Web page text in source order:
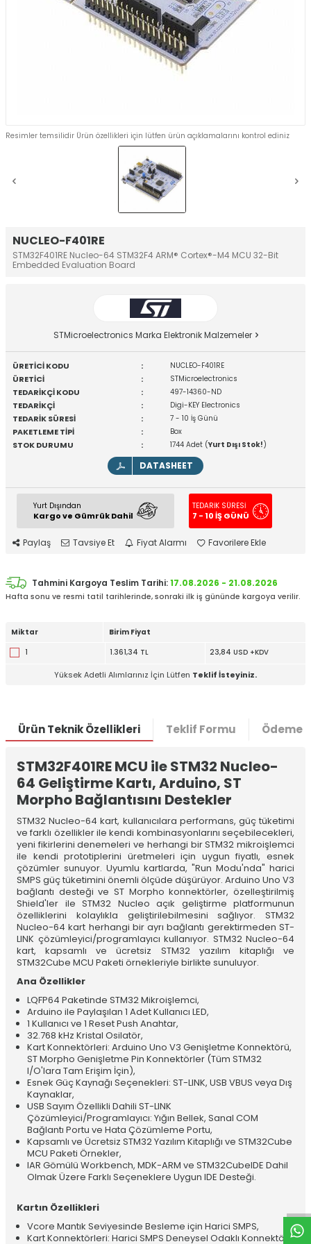
NUCLEO-F401RE
STM32F401RE Nucleo-64 STM32F4 ARM® Cortex®-M4 MCU 32-Bit
Embedded Evaluation Board
Resimler temsilidir Ürün özellikleri için lütfen ürün açıklamalarını kontrol ediniz
STMicroelectronics Marka Elektronik Malzemeler
ÜRETİCİ KODU : NUCLEO-F401RE
ÜRETİCİ : STMicroelectronics
TEDARİKÇİ KODU : 497-14360-ND
TEDARİKÇİ : Digi-KEY Electronics
TEDARİK SÜRESİ : 7 - 10 İş Günü
PAKETLEME TİPİ : Box
STOK DURUMU : 1744 Adet (Yurt Dışı Stok!)
DATASHEET
Yurt Dışından
Kargo ve Gümrük Dahil
TEDARİK SÜRESİ
7 - 10 İŞ GÜNÜ
Paylaş Tavsiye Et Fiyat Alarmı Favorilere Ekle
Tahmini Kargoya Teslim Tarihi:17.08.2026 - 21.08.2026
Hafta sonu ve resmi tatil tarihlerinde, sonraki ilk iş gününde kargoya verilir.
Miktar
Birim Fiyat
1
1.361,34 TL 23,84 USD +KDV
Yüksek Adetli Alımlarınız İçin Lütfen Teklif İsteyiniz.
Ürün Teknik Özellikleri Teklif Formu Ödeme
STM32F401RE MCU ile STM32 Nucleo-
64 Geliştirme Kartı, Arduino, ST
Morpho Bağlantısını Destekler
STM32 Nucleo-64 kart, kullanıcılara performans, güç tüketimi
ve farklı özellikler ile kendi kombinasyonlarını seçebilecekleri,
yeni fikirlerini denemeleri ve herhangi bir STM32 mikroişlemci
ile kendi prototiplerini üretmeleri için uygun fiyatlı, esnek
çözümler sunuyor. Uyumlu kartlarda, "Run Modu'nda" harici
SMPS güç tüketimini önemli ölçüde düşürüyor. Arduino Uno V3
bağlantı desteği ve ST Morpho konnektörler, özelleştirilmiş
Shield'ler ile STM32 Nucleo açık geliştirme platformunun
özelliklerini kolaylıkla geliştirilebilmesini sağlıyor. STM32
Nucleo-64 kart herhangi bir ayrı bağlantı gerektirmeden ST-
LINK çözümleyici/programlayıcı kullanıyor. STM32 Nucleo-64
kart, kapsamlı ve ücretsiz STM32 yazılım kitaplığı ve
STM32Cube MCU Paketi örnekleriyle birlikte sunuluyor.
Ana Özellikler
LQFP64 Paketinde STM32 Mikroişlemci,
Arduino ile Paylaşılan 1 Adet Kullanıcı LED,
1 Kullanıcı ve 1 Reset Push Anahtar,
32.768 kHz Kristal Osilatör,
Kart Konnektörleri: Arduino Uno V3 Genişletme Konnektörü,
ST Morpho Genişletme Pin Konnektörler (Tüm STM32
I/O'lara Tam Erişim İçin),
Esnek Güç Kaynağı Seçenekleri: ST-LINK, USB VBUS veya Dış
Kaynaklar,
USB Sayım Özellikli Dahili ST-LINK
Çözümleyici/Programlayıcı: Yığın Bellek, Sanal COM
Bağlantı Portu ve Hata Çözümleme Portu,
Kapsamlı ve Ücretsiz STM32 Yazılım Kitaplığı ve STM32Cube
MCU Paketi Örnekler,
IAR Gömülü Workbench, MDK-ARM ve STM32CubeIDE Dahil
Olmak Üzere Farklı Seçeneklere Uygun IDE Desteği.
Kartın Özellikleri
Vcore Mantık Seviyesinde Besleme için Harici SMPS,
Kart Konnektörleri: Harici SMPS Deneysel Odaklı Konnektör,